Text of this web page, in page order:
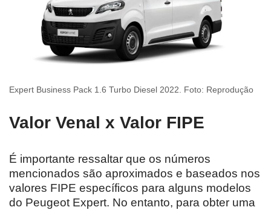
Expert Business Pack 1.6 Turbo Diesel 2022. Foto: Reprodução
Valor Venal x Valor FIPE
É importante ressaltar que os números
mencionados são aproximados e baseados nos
valores FIPE específicos para alguns modelos
do Peugeot Expert. No entanto, para obter uma